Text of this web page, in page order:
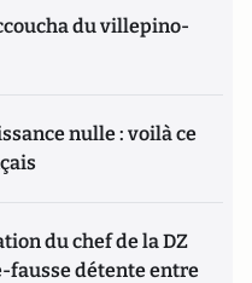
du villepino-
nulle : voilà ce
du chef de la DZ
fausse détente entre